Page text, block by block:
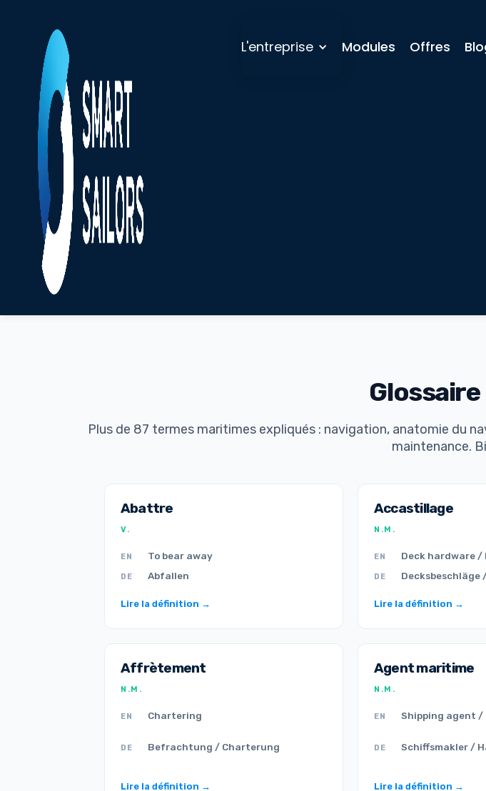
L'entreprise Modules Offres
Plus de 87 termes maritimes expliqués : navigation, anatomie du
maintenance.
Abattre
V.
EN To bear away
DE Abfallen
Lire la définition →
Accastillage
N.M.
EN Deck hardware
DE
Lire la définition →
Affrètement
N.M.
EN Chartering
DE Befrachtung / Charterung
Lire la définition →
Agent maritime
N.M.
EN Shipping agent /
DE Schiffsmakler /
Lire la définition →